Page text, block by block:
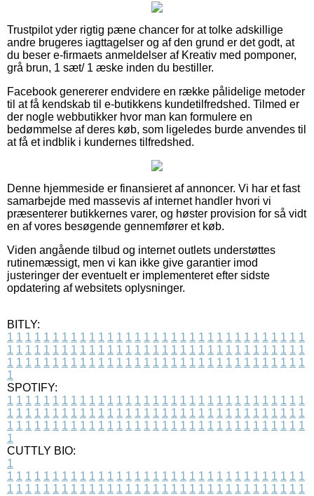
Trustpilot yder rigtig pæne chancer for at tolke adskillige
andre brugeres iagttagelser og af den grund er det godt, at
du beser e-firmaets anmeldelser af Kreativ med pomponer,
grå brun, 1 sæt/ 1 æske inden du bestiller.
Facebook genererer endvidere en række pålidelige metoder
til at få kendskab til e-butikkens kundetilfredshed. Tilmed er
der nogle webbutikker hvor man kan formulere en
bedømmelse af deres køb, som ligeledes burde anvendes til
at få et indblik i kundernes tilfredshed.
Denne hjemmeside er finansieret af annoncer. Vi har et fast
samarbejde med massevis af internet handler hvori vi
præsenterer butikkernes varer, og høster provision for så vidt
en af vores besøgende gennemfører et køb.
Viden angående tilbud og internet outlets understøttes
rutinemæssigt, men vi kan ikke give garantier imod
justeringer der eventuelt er implementeret efter sidste
opdatering af websitets oplysninger.
BITLY:
1 1 1 1 1 1 1 1 1 1 1 1 1 1 1 1 1 1 1 1 1 1 1 1 1 1 1 1 1 1 1 1 1
1 1 1 1 1 1 1 1 1 1 1 1 1 1 1 1 1 1 1 1 1 1 1 1 1 1 1 1 1 1 1 1 1
1 1 1 1 1 1 1 1 1 1 1 1 1 1 1 1 1 1 1 1 1 1 1 1 1 1 1 1 1 1 1 1 1
1
SPOTIFY:
1 1 1 1 1 1 1 1 1 1 1 1 1 1 1 1 1 1 1 1 1 1 1 1 1 1 1 1 1 1 1 1 1
1 1 1 1 1 1 1 1 1 1 1 1 1 1 1 1 1 1 1 1 1 1 1 1 1 1 1 1 1 1 1 1 1
1 1 1 1 1 1 1 1 1 1 1 1 1 1 1 1 1 1 1 1 1 1 1 1 1 1 1 1 1 1 1 1 1
1
CUTTLY BIO:
1
1 1 1 1 1 1 1 1 1 1 1 1 1 1 1 1 1 1 1 1 1 1 1 1 1 1 1 1 1 1 1 1 1
1 1 1 1 1 1 1 1 1 1 1 1 1 1 1 1 1 1 1 1 1 1 1 1 1 1 1 1 1 1 1 1 1